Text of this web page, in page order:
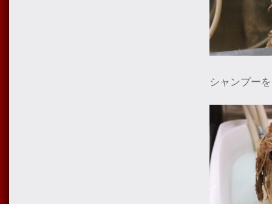
シャンプー